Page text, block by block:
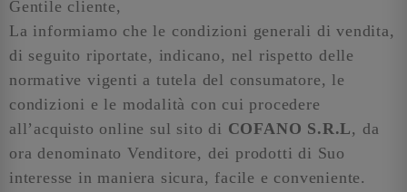
Gentile cliente,
La informiamo che le condizioni generali di vendita,
di seguito riportate, indicano, nel rispetto delle
normative vigenti a tutela del consumatore, le
condizioni e le modalità con cui procedere
all’acquisto online sul sito di COFANO S.R.L, da
ora denominato Venditore, dei prodotti di Suo
interesse in maniera sicura, facile e conveniente.